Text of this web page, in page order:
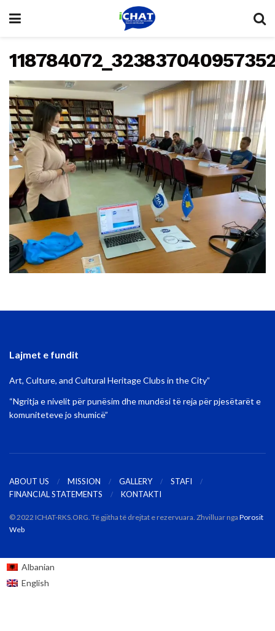
Lajmet e fundit
Art, Culture, and Cultural Heritage Clubs in the City”
“Ngritja e nivelit për punësim dhe mundësi të reja për pjesëtarët e
komuniteteve jo shumicë”
ABOUT US MISSION GALLERY
STAFI
FINANCIAL STATEMENTS
KONTAKTI
© 2022 ICHAT-RKS.ORG. Të gjitha të drejtat e rezervuara. Zhvilluar nga Porosit
Web
Albanian
English